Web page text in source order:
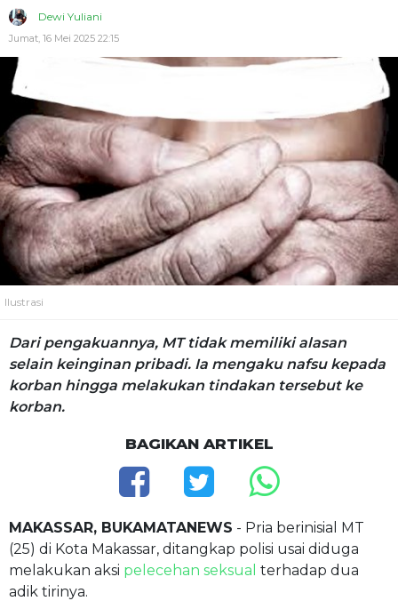
Dewi Yuliani
Jumat, 16 Mei 2025 22:15
Ilustrasi
Dari pengakuannya, MT tidak memiliki alasan
selain keinginan pribadi. Ia mengaku nafsu kepada
korban hingga melakukan tindakan tersebut ke
korban.
BAGIKAN ARTIKEL
MAKASSAR, BUKAMATANEWS - Pria berinisial MT
(25) di Kota Makassar, ditangkap polisi usai diduga
melakukan aksi pelecehan seksual terhadap dua
adik tirinya.